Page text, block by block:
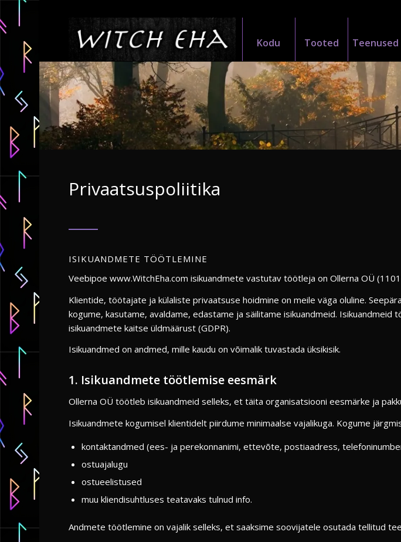
Kodu Tooted Teenused
Privaatsuspoliitika
ISIKUANDMETE TÖÖTLEMINE
Veebipoe www.WitchEha.com isikuandmete vastutav töötleja on Ollerna OÜ
Klientide, töötajate ja külaliste privaatsuse hoidmine on meile väga oluline.
kogume, kasutame, avaldame, edastame ja säilitame isikuandmeid.
isikuandmete kaitse üldmäärust (GDPR).
Isikuandmed on andmed, mille kaudu on võimalik tuvastada üksikisik.
1. Isikuandmete töötlemise eesmärk
Ollerna OÜ töötleb isikuandmeid selleks, et täita organisatsiooni eesmärke ja
Isikuandmete kogumisel klientidelt piirdume minimaalse vajalikuga. Kogume
kontaktandmed (ees- ja perekonnanimi, ettevõte, postiaadress,
ostuajalugu
ostueelistused
muu kliendisuhtluses teatavaks tulnud info.
Andmete töötlemine on vajalik selleks, et saaksime soovijatele osutada tellitud